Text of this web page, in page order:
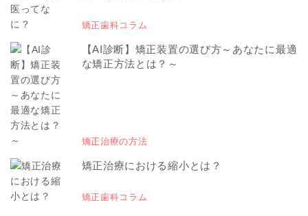
矯正歯科コラム
【AI診断】矯正装置の選び方～あなたに最適
な矯正方法とは？～
矯正治療の方法
矯正治療における縮小とは？
矯正歯科コラム